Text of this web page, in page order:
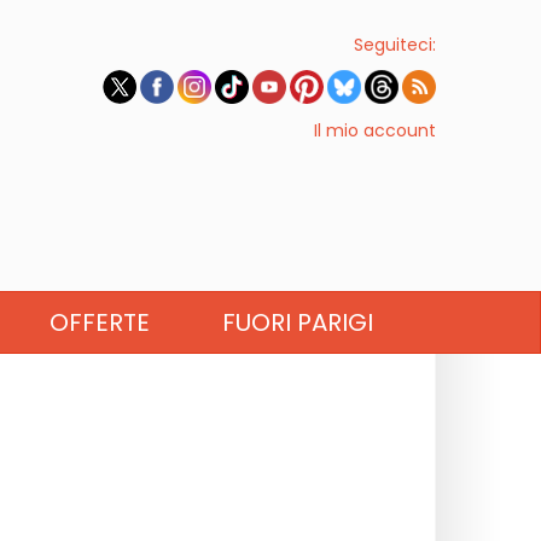
Seguiteci:
Il mio account
OFFERTE FUORI PARIGI